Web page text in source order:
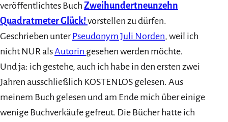
veröffentlichtes Buch Zweihundertneunzehn
Quadratmeter Glück!vorstellen zu dürfen.
Geschrieben unterPseudonym Juli Norden, weil ich
nicht NUR alsAutorin gesehen werden möchte.
Und ja: ich gestehe, auch ich habe in den ersten zwei
Jahren ausschließlich KOSTENLOS gelesen. Aus
meinem Buch gelesen und am Ende mich über einige
wenige Buchverkäufe gefreut. Die Bücher hatte ich